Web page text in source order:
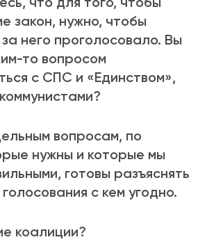
закон, нужно, чтобы
него проголосовало. Вы
то вопросом
с СПС и «Единством»,
вопросам, по
нужны и которые мы
готовы разъяснять
с кем угодно.
коалиции?